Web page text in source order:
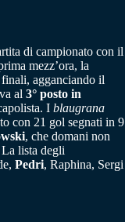
di campionato con il
mezz’ora, la
agganciando il
al 3° posto in
I blaugrana
con 21 gol segnati in 9
, che domani non
lista degli
Pedri, Raphina, Sergi